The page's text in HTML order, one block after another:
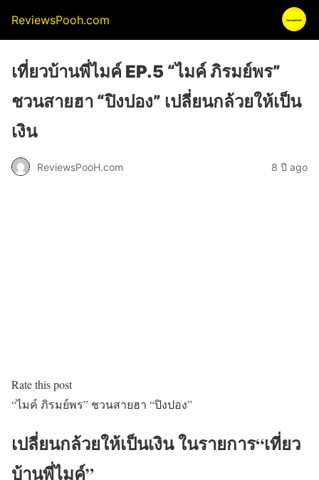
ReviewsPooh.com
เที่ยวบ้านพี่ไมค์ EP.5 “ไมค์ ภิรมย์พร”
ชวนสายฮา “ปิงปอง” เปลี่ยนกล้วยให้เป็น
เงิน
ReviewsPooH.com 8 ปี ago
Rate this post
“ไมค์ ภิรมย์พร” ชวนสายฮา “ปิงปอง”
เปลี่ยนกล้วยให้เป็นเงิน ในรายการ“เที่ยว
บ้านพี่ไมค์”